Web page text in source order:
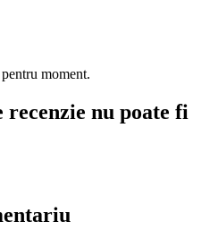
moment.
recenzie nu poate fi